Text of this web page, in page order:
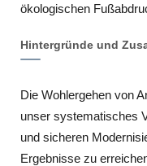
ökologischen
Hintergründe und
Die Wohlergehen von
unser systematisches
und sicheren
Ergebnisse zu